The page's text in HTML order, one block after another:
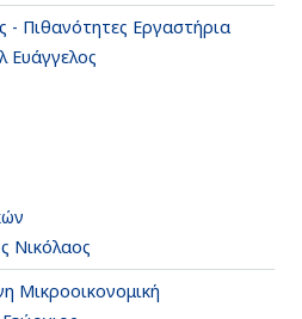
- Πιθανότητες Εργαστήρια
Ευάγγελος
Νικόλαος
Μικροοικονομική